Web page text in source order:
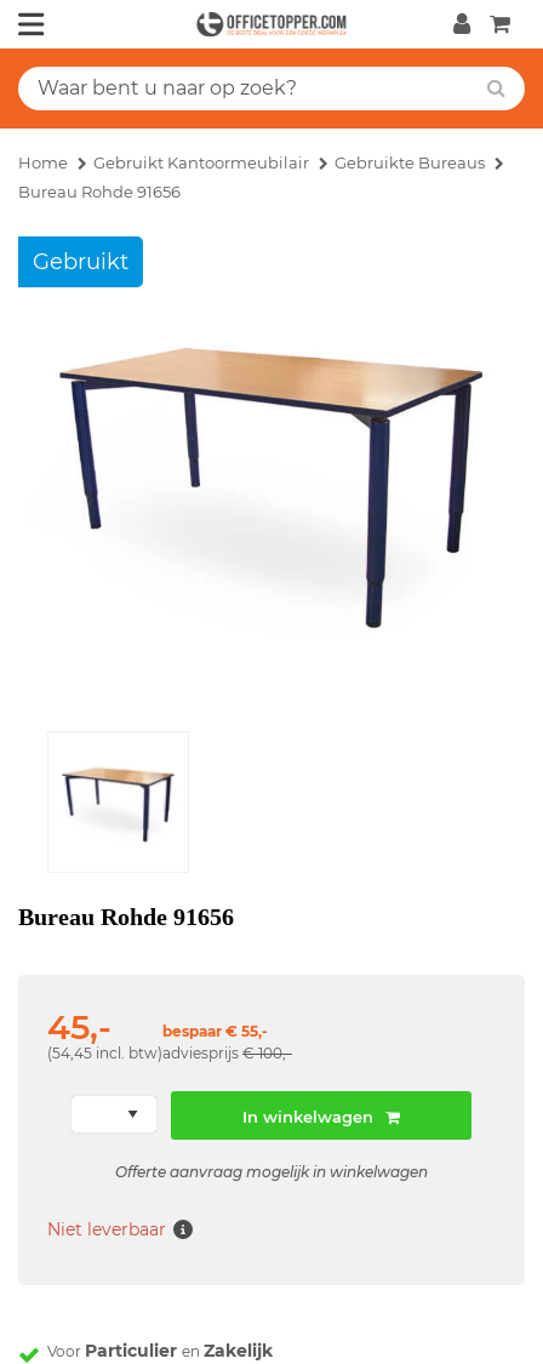
Home Gebruikt Kantoormeubilair
Gebruikte Bureaus
Bureau Rohde 91656
Gebruikt
Bureau Rohde 91656
45,-
(54,45 incl. btw)
bespaar € 55,-
adviesprijs € 100,-
In winkelwagen
Offerte aanvraag mogelijk in winkelwagen
Niet leverbaar
Voor Particulier en Zakelijk